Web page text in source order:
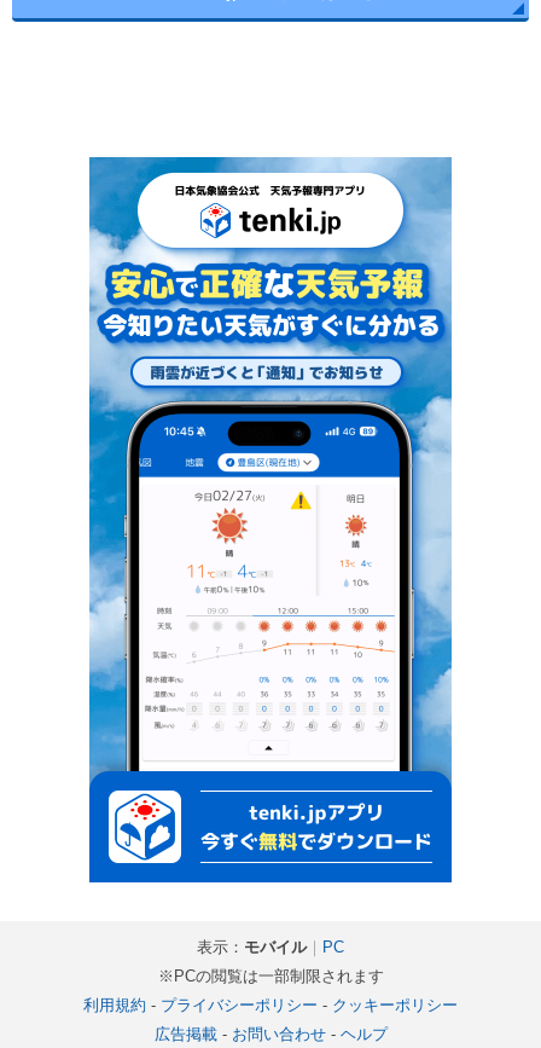
表示： モバイル｜ PC
※PCの閲覧は一部制限されます
利用規約 - プライバシーポリシー - クッキーポリシー
広告掲載- お問い合わせ- ヘルプ